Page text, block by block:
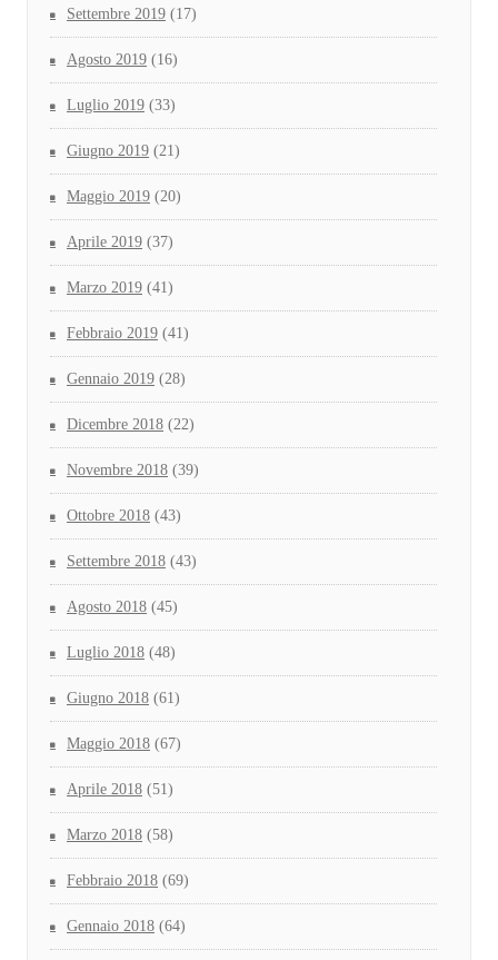
Settembre 2019 (17)
Agosto 2019 (16)
Luglio 2019 (33)
Giugno 2019 (21)
Maggio 2019 (20)
Aprile 2019 (37)
Marzo 2019 (41)
Febbraio 2019 (41)
Gennaio 2019 (28)
Dicembre 2018 (22)
Novembre 2018 (39)
Ottobre 2018 (43)
Settembre 2018 (43)
Agosto 2018 (45)
Luglio 2018 (48)
Giugno 2018 (61)
Maggio 2018 (67)
Aprile 2018 (51)
Marzo 2018 (58)
Febbraio 2018 (69)
Gennaio 2018 (64)